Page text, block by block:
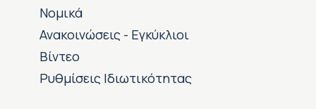
Νομικά
Ανακοινώσεις - Εγκύκλιοι
Βίντεο
Ρυθμίσεις Ιδιωτικότητας